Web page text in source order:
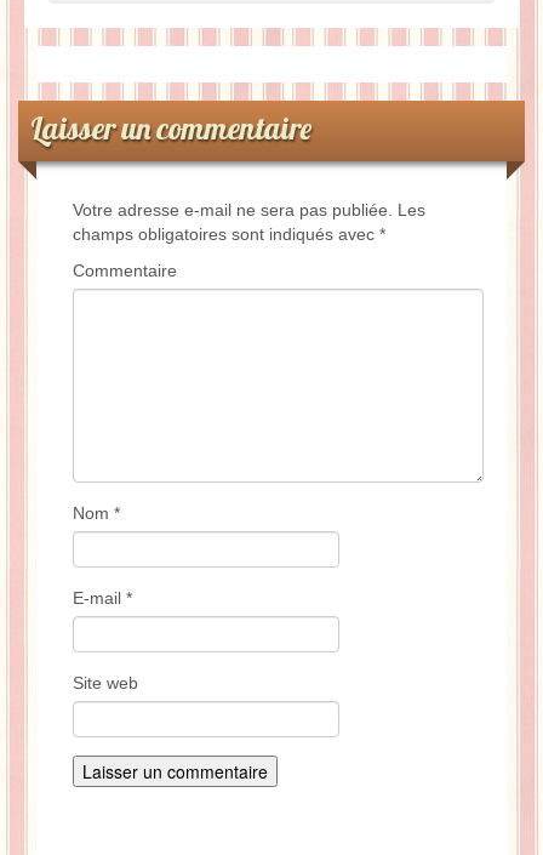
Laisser un commentaire
Votre adresse e-mail ne sera pas publiée. Les
champs obligatoires sont indiqués avec *
Commentaire
Nom *
E-mail *
Site web